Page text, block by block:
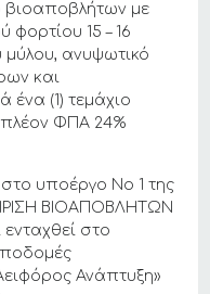
με
15 – 16
ανυψωτικό
και
ένα (1) τεμάχιο
πλέον ΦΠΑ 24%
υποέργο Νο 1 της
ΒΙΟΑΠΟΒΛΗΤΩΝ
στο
Ανάπτυξη»